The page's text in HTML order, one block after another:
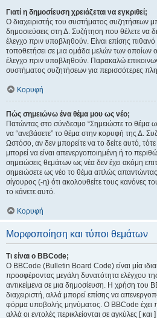
Γιατί η δημοσίευση χρειάζεται να εγκριθεί;
Ο διαχειριστής του συστήματος συζητήσεων
δημοσιεύσεις στη Δ. Συζήτηση που θέλετε να
έλεγχο πριν υποβληθούν. Είναι επίσης πιθανό
τοποθετήσει σε μια ομάδα μελών των οποίων
έλεγχο πριν υποβληθούν. Παρακαλώ
συστήματος συζητήσεων για περισσότερες
Κορυφή
Πώς σημειώνω ένα θέμα μου ως νέο;
Πατώντας στο σύνδεσμο “Σημειώστε το θέμα
να “ανεβάσετε” το θέμα στην κορυφή της Δ.
Ωστόσο, αν δεν μπορείτε να το δείτε αυτό,
μπορεί να είναι απενεργοποιημένη ή το
σημειώσεις θεμάτων ως νέα δεν έχει ακόμη
σημειώσετε ως νέο το θέμα απλώς
σίγουρος (-η) ότι ακολουθείτε τους κανόνες
το κάνετε αυτό.
Κορυφή
Μορφοποίηση και τύποι θεμάτων
Τι είναι ο BBCode;
Ο BBCode (Bulletin Board Code) είναι μία
προσφέροντας μεγάλη δυνατότητα ελέγχου
αντικείμενα σε μια δημοσίευση. Η χρήση του
διαχειριστή, αλλά μπορεί επίσης να
φόρμα υποβολής μηνύματος. Ο BBCode έχει
αλλά οι εντολές περικλείονται σε αγκύλες [ και